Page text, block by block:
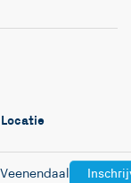
Locatie
Veenendaal